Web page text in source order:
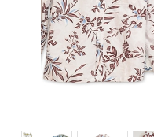
Prev